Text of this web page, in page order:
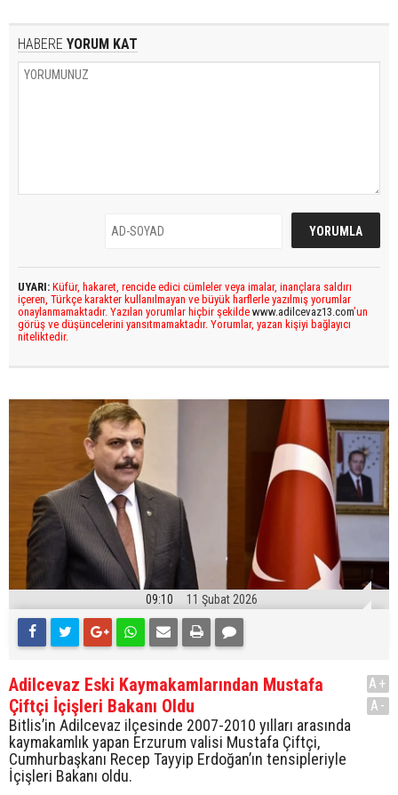
HABERE YORUM KAT
UYARI: Küfür, hakaret, rencide edici cümleler veya imalar, inançlara saldırı
içeren, Türkçe karakter kullanılmayan ve büyük harflerle yazılmış yorumlar
onaylanmamaktadır. Yazılan yorumlar hiçbir şekilde www.adilcevaz13.com’un
görüş ve düşüncelerini yansıtmamaktadır. Yorumlar, yazan kişiyi bağlayıcı
niteliktedir.
09:10 11 Şubat 2026
Adilcevaz Eski Kaymakamlarından Mustafa
Çiftçi İçişleri Bakanı Oldu
Bitlis’in Adilcevaz ilçesinde 2007-2010 yılları arasında
kaymakamlık yapan Erzurum valisi Mustafa Çiftçi,
Cumhurbaşkanı Recep Tayyip Erdoğan’ın tensipleriyle
İçişleri Bakanı oldu.
A+
A-